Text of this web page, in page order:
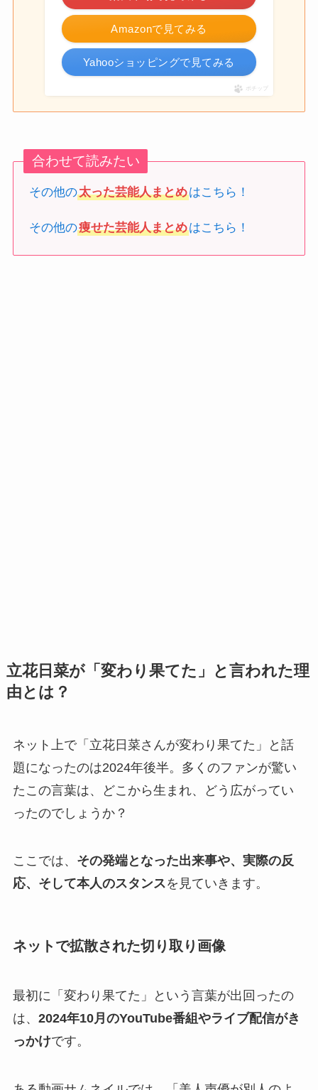
Amazonで見てみる
Yahooショッピングで見てみる
ポチップ
合わせて読みたい
その他の太った芸能人まとめはこちら！
その他の痩せた芸能人まとめはこちら！
立花日菜が「変わり果てた」と言われた理
由とは？
ネット上で「立花日菜さんが変わり果てた」と話
題になったのは2024年後半。多くのファンが驚い
たこの言葉は、どこから生まれ、どう広がってい
ったのでしょうか？
ここでは、 その発端となった出来事や、実際の反
応、そして本人のスタンスを見ていきます。
ネットで拡散された切り取り画像
最初に「変わり果てた」という言葉が出回ったの
は、 2024年10月のYouTube番組やライブ配信がき
っかけです。